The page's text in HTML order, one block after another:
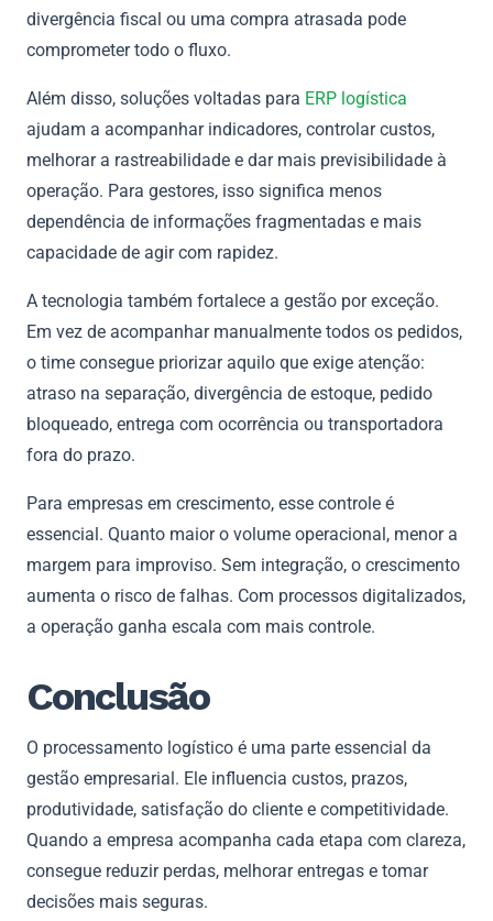
divergência fiscal ou uma compra atrasada pode
comprometer todo o fluxo.
Além disso, soluções voltadas para ERP logística
ajudam a acompanhar indicadores, controlar custos,
melhorar a rastreabilidade e dar mais previsibilidade à
operação. Para gestores, isso significa menos
dependência de informações fragmentadas e mais
capacidade de agir com rapidez.
A tecnologia também fortalece a gestão por exceção.
Em vez de acompanhar manualmente todos os pedidos,
o time consegue priorizar aquilo que exige atenção:
atraso na separação, divergência de estoque, pedido
bloqueado, entrega com ocorrência ou transportadora
fora do prazo.
Para empresas em crescimento, esse controle é
essencial. Quanto maior o volume operacional, menor a
margem para improviso. Sem integração, o crescimento
aumenta o risco de falhas. Com processos digitalizados,
a operação ganha escala com mais controle.
Conclusão
O processamento logístico é uma parte essencial da
gestão empresarial. Ele influencia custos, prazos,
produtividade, satisfação do cliente e competitividade.
Quando a empresa acompanha cada etapa com clareza,
consegue reduzir perdas, melhorar entregas e tomar
decisões mais seguras.